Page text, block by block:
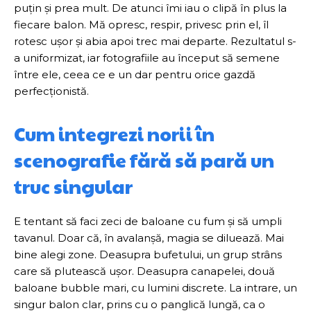
puțin și prea mult. De atunci îmi iau o clipă în plus la
fiecare balon. Mă opresc, respir, privesc prin el, îl
rotesc ușor și abia apoi trec mai departe. Rezultatul s-
a uniformizat, iar fotografiile au început să semene
între ele, ceea ce e un dar pentru orice gazdă
perfecționistă.
Cum integrezi norii în
scenografie fără să pară un
truc singular
E tentant să faci zeci de baloane cu fum și să umpli
tavanul. Doar că, în avalanșă, magia se diluează. Mai
bine alegi zone. Deasupra bufetului, un grup strâns
care să plutească ușor. Deasupra canapelei, două
baloane bubble mari, cu lumini discrete. La intrare, un
singur balon clar, prins cu o panglică lungă, ca o